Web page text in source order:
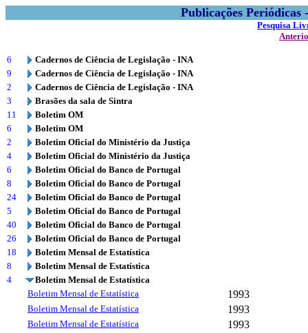
Publicações
Pesquisa
6
Cadernos de Ciência de Legislação - INA
9
Cadernos de Ciência de Legislação - INA
2
Cadernos de Ciência de Legislação - INA
3
Brasões da sala de Sintra
11
Boletim OM
6
Boletim OM
2
Boletim Oficial do Ministério da Justiça
4
Boletim Oficial do Ministério da Justiça
6
Boletim Oficial do Banco de Portugal
8
Boletim Oficial do Banco de Portugal
24
Boletim Oficial do Banco de Portugal
5
Boletim Oficial do Banco de Portugal
40
Boletim Oficial do Banco de Portugal
26
Boletim Oficial do Banco de Portugal
18
Boletim Mensal de Estatística
8
Boletim Mensal de Estatística
4
Boletim Mensal de Estatística
Boletim Mensal de Estatística
1993
Boletim Mensal de Estatística 1993
Boletim Mensal de Estatística 1993